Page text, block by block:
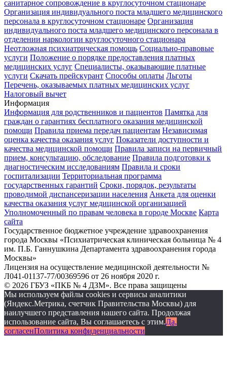
санитарное сопровождение в круглосуточном стационаре
Организация индивидуального поста младшего медицинского
персонала в круглосуточном стационаре Организация
индивидуального поста младшего медицинского персонала в
отделении наркологии круглосуточного стационара
Неотложная психиатрическая помощь Социально-правовые
услуги Положение о порядке предоставления платных
медицинских услуг Специалисты, оказывающие платные
услуги Скачать прейскурант Способы оплаты Льготы
Перечень, оказываемых платных медицинских услуг
Налоговый вычет
Информация
Информация для родственников и пациентов Памятка для
граждан о гарантиях бесплатного оказания медицинской
помощи Правила приема передач пациентам Независимая
оценка качества оказания услуг Показатели доступности и
качества медицинской помощи Правила записи на первичный
прием, консультацию, обследование Правила подготовки к
диагностическим исследованиям Правила и сроки
госпитализации Территориальная программа
государственных гарантий Сроки, порядок, результаты
проводимой диспансеризации населения Анкета для оценки
качества оказания услуг медицинской организацией
Уполномоченный по правам человека в городе Москве Карта
сайта
Государственное бюджетное учреждение здравоохранения
города Москвы «Психиатрическая клиническая больница № 4
им. П.Б. Ганнушкина Департамента здравоохранения города
Москвы»
Лицензия на осуществление медицинской деятельности №
Л041-01137-77/00369596 от 26 ноября 2020 г.
© 2026 ГБУЗ «ПКБ № 4 ДЗМ». Все права защищены
Мы используем файлы cookies и сервисы аналитики
(Яндекс.Метрика, счетчик Правительства Москвы) для
наилучшего представления нашего сайта. Продолжая
использование сайта, Вы соглашаетесь с этим.Да,
согласенПолитика конфиденциальности